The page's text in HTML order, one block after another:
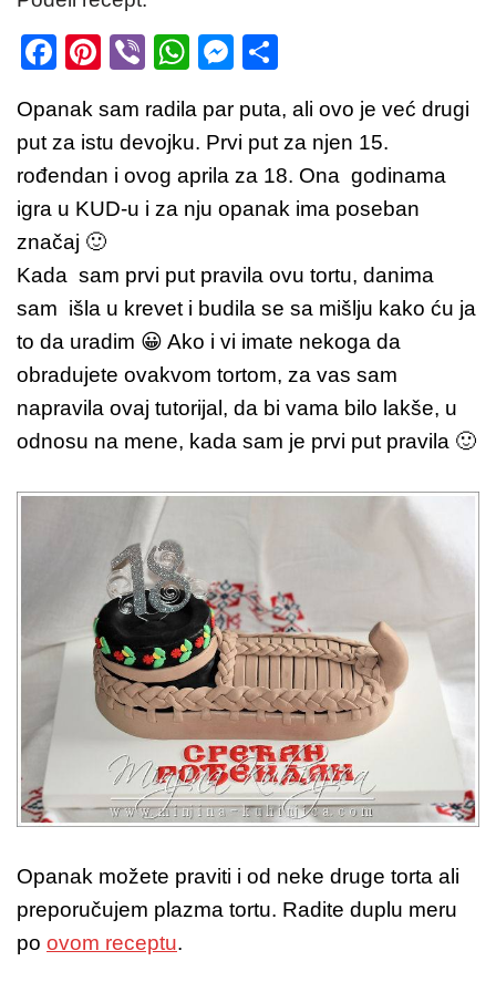
F
c
e
b
o
o
k
Pi
er
e
st
Vi
er
W
at
s
A
p
p
M
ss
e
n
g
er
ar
e
Opanak sam radila par puta, ali ovo je već drugi
put za istu devojku. Prvi put za njen 15.
rođendan i ovog aprila za 18. Ona godinama
igra u KUD-u i za nju opanak ima poseban
značaj 🙂
Kada sam prvi put pravila ovu tortu, danima
sam išla u krevet i budila se sa mišlju kako ću ja
to da uradim 😀 Ako i vi imate nekoga da
obradujete ovakvom tortom, za vas sam
napravila ovaj tutorijal, da bi vama bilo lakše, u
odnosu na mene, kada sam je prvi put pravila 🙂
Opanak možete praviti i od neke druge torta ali
preporučujem plazma tortu. Radite duplu meru
po ovom receptu.